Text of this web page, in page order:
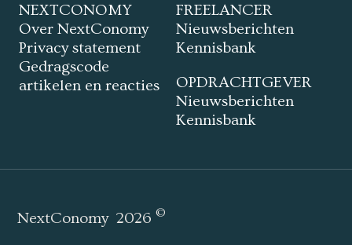
NEXTCONOMY
Over NextConomy
Privacy statement
Gedragscode
artikelen en reacties
FREELANCER
Nieuwsberichten
Kennisbank
OPDRACHTGEVER
Nieuwsberichten
Kennisbank
NextConomy 2026©